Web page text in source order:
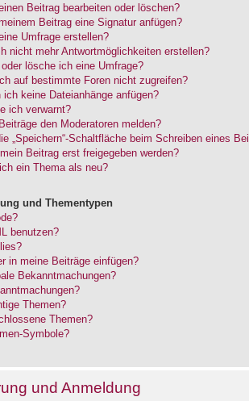
Beitrag bearbeiten oder löschen?
Beitrag eine Signatur anfügen?
Umfrage erstellen?
nicht mehr Antwortmöglichkeiten erstellen?
lösche ich eine Umfrage?
auf bestimmte Foren nicht zugreifen?
ich keine Dateianhänge anfügen?
ich verwarnt?
den Moderatoren melden?
„Speichern“-Schaltfläche beim Schreiben eines
Beitrag erst freigegeben werden?
ein Thema als neu?
und Thementypen
benutzen?
in meine Beiträge einfügen?
Bekanntmachungen?
Themen?
Themen?
Symbole?
und Anmeldung